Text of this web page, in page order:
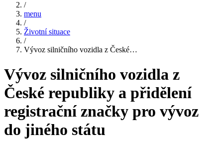
/
menu
/
Životní situace
/
Vývoz silničního vozidla z České…
Vývoz silničního vozidla z
České republiky a přidělení
registrační značky pro vývoz
do jiného státu